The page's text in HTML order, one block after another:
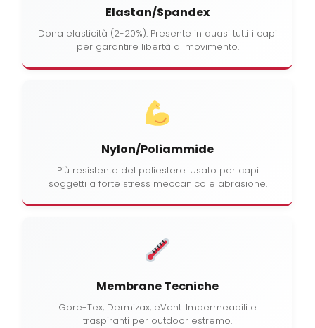
Elastan/Spandex
Dona elasticità (2-20%). Presente in quasi tutti i capi
per garantire libertà di movimento.
Nylon/Poliammide
Più resistente del poliestere. Usato per capi
soggetti a forte stress meccanico e abrasione.
Membrane Tecniche
Gore-Tex, Dermizax, eVent. Impermeabili e
traspiranti per outdoor estremo.